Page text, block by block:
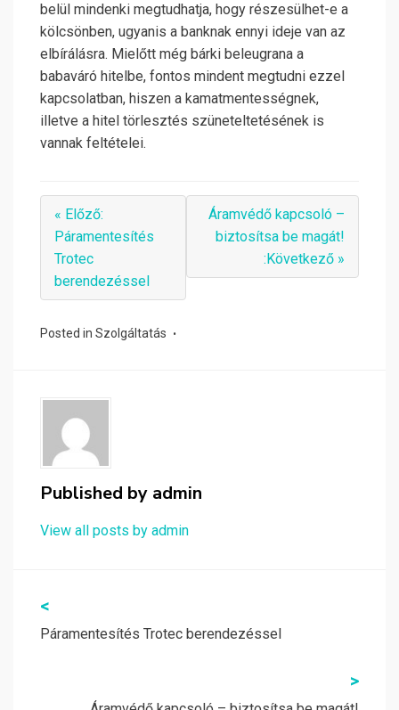
belül mindenki megtudhatja, hogy részesülhet-e a
kölcsönben, ugyanis a banknak ennyi ideje van az
elbírálásra. Mielőtt még bárki beleugrana a
babaváró hitelbe, fontos mindent megtudni ezzel
kapcsolatban, hiszen a kamatmentességnek,
illetve a hitel törlesztés szüneteltetésének is
vannak feltételei.
« Előző:
Páramentesítés
Trotec
berendezéssel
Áramvédő kapcsoló –
biztosítsa be magát!
:Következő »
Posted in Szolgáltatás
Published by admin
View all posts by admin
Bejegyzés
navigáció
<
Páramentesítés Trotec berendezéssel
>